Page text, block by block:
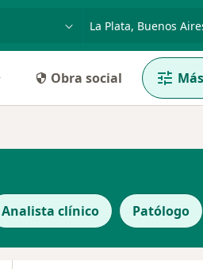
Obra social
Analista clínico Patólogo